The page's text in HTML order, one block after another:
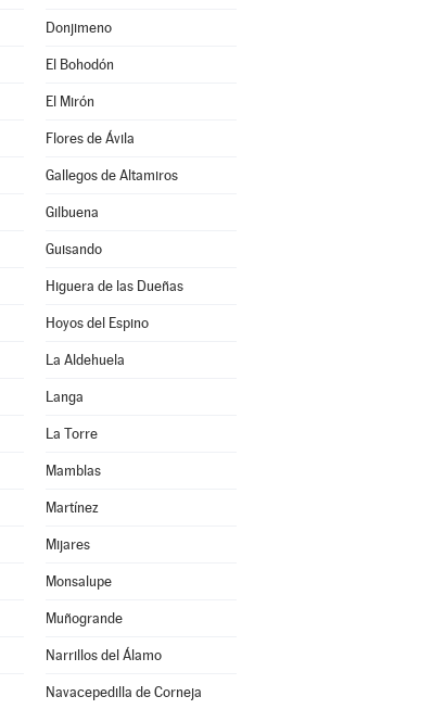
Donjimeno
El Bohodón
El Mirón
Flores de Ávila
Gallegos de Altamiros
Gilbuena
Guisando
Higuera de las Dueñas
Hoyos del Espino
La Aldehuela
Langa
La Torre
Mamblas
Martínez
Mijares
Monsalupe
Muñogrande
Narrillos del Álamo
Navacepedilla de Corneja